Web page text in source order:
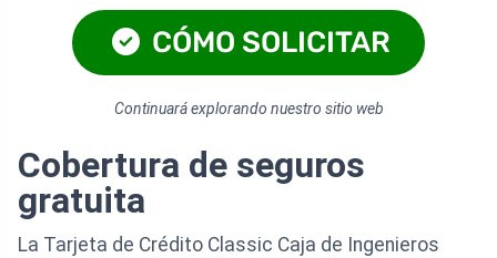
CÓMO SOLICITAR
Continuará explorando nuestro sitio web
Cobertura de seguros
gratuita
La Tarjeta de Crédito Classic Caja de Ingenieros